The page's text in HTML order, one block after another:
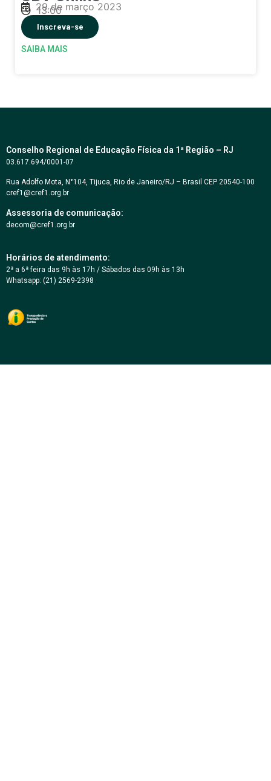
29 de março 2023
13:00
Inscreva-se
SAIBA MAIS
Conselho Regional de Educação Física da 1ª Região – RJ
03.617.694/0001-07
Rua Adolfo Mota, N°104, Tijuca, Rio de Janeiro/RJ – Brasil CEP 20540-100
cref1@cref1.org.br
Assessoria de comunicação:
decom@cref1.org.br
Horários de atendimento:
2ª a 6ª feira das 9h às 17h / Sábados das 09h às 13h
Whatsapp: (21) 2569-2398